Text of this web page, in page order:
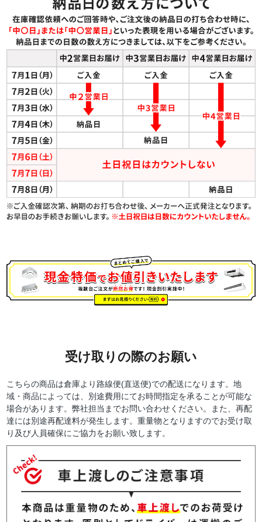
受け取りの際のお願い
こちらの商品は倉庫より路線便(直送便)での配送になります。地
域・商品によっては、別途費用にてお時間指定を承ることが可能な
場合があります。弊社担当までお問い合わせください。また、再配
達には別途再配達料が発生します。重量物となりますのでお受け取
り及び人員確保にご協力をお願い致します。